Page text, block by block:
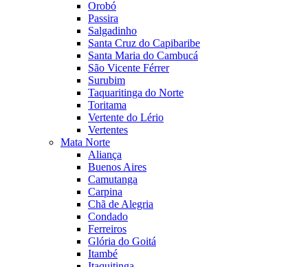
Orobó
Passira
Salgadinho
Santa Cruz do Capibaribe
Santa Maria do Cambucá
São Vicente Férrer
Surubim
Taquaritinga do Norte
Toritama
Vertente do Lério
Vertentes
Mata Norte
Aliança
Buenos Aires
Camutanga
Carpina
Chã de Alegria
Condado
Ferreiros
Glória do Goitá
Itambé